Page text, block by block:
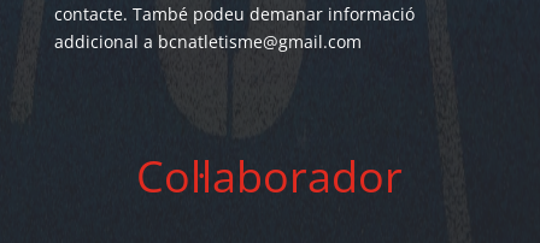
contacte. També podeu demanar informació
addicional a bcnatletisme@gmail.com
Col·laborador